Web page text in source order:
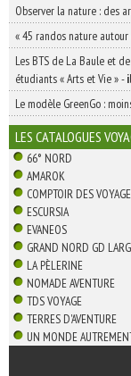
Observer la nature : des
« 45 randos nature
Les BTS de La Baule et
étudiants « Arts et Vie »-
Le modèle GreenGo :
LES CATALOGUES
66° NORD
AMAROK
COMPTOIR DES
ESCURSIA
EVANEOS
GRAND NORD GD
LA PÈLERINE
NOMADE AVENTURE
TDS VOYAGE
TERRES D'AVENTURE
UN MONDE